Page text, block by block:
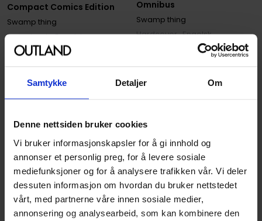
Samtykke Detaljer Om
Denne nettsiden bruker cookies
Vi bruker informasjonskapsler for å gi innhold og
annonser et personlig preg, for å levere sosiale
mediefunksjoner og for å analysere trafikken vår. Vi deler
dessuten informasjon om hvordan du bruker nettstedet
vårt, med partnerne våre innen sosiale medier,
annonsering og analysearbeid, som kan kombinere den
Compact Comics Edition
Swamp thing
Paperback · Engelsk
Omnibus
Swamp thing
Hardcover · Engelsk
75 Medlem
Ikke på nettlager
899